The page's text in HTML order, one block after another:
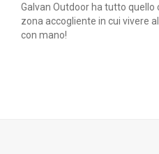
Galvan Outdoor ha tutto quello
zona accogliente in cui vivere
con mano!